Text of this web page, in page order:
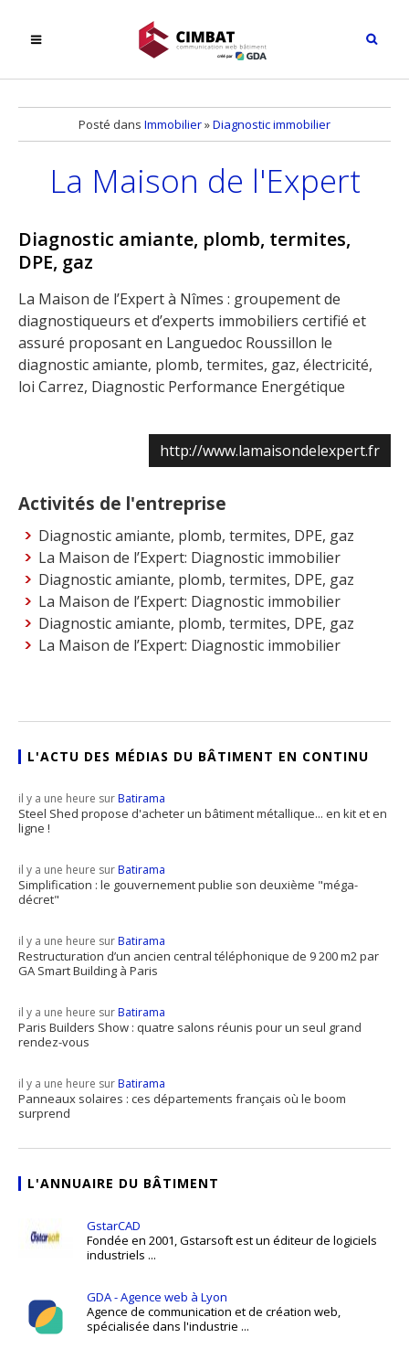
Posté dans Immobilier»Diagnostic immobilier
La Maison de l'Expert
Diagnostic amiante, plomb, termites,
DPE, gaz
La Maison de l’Expert à Nîmes : groupement de
diagnostiqueurs et d’experts immobiliers certifié et
assuré proposant en Languedoc Roussillon le
diagnostic amiante, plomb, termites, gaz, électricité,
loi Carrez, Diagnostic Performance Energétique
http://www.lamaisondelexpert.fr
Activités de l'entreprise
Diagnostic amiante, plomb, termites, DPE, gaz
La Maison de l’Expert: Diagnostic immobilier
Diagnostic amiante, plomb, termites, DPE, gaz
La Maison de l’Expert: Diagnostic immobilier
Diagnostic amiante, plomb, termites, DPE, gaz
La Maison de l’Expert: Diagnostic immobilier
L'ACTU DES MÉDIAS DU BÂTIMENT EN CONTINU
il y a une heure surBatirama
Steel Shed propose d'acheter un bâtiment métallique... en kit et en
ligne !
il y a une heure surBatirama
Simplification : le gouvernement publie son deuxième "méga-
décret"
il y a une heure surBatirama
Restructuration d’un ancien central téléphonique de 9 200 m2 par
GA Smart Building à Paris
il y a une heure surBatirama
Paris Builders Show : quatre salons réunis pour un seul grand
rendez-vous
il y a une heure surBatirama
Panneaux solaires : ces départements français où le boom
surprend
L'ANNUAIRE DU BÂTIMENT
GstarCAD
Fondée en 2001, Gstarsoft est un éditeur de logiciels
industriels ...
GDA - Agence web à Lyon
Agence de communication et de création web,
spécialisée dans l'industrie ...